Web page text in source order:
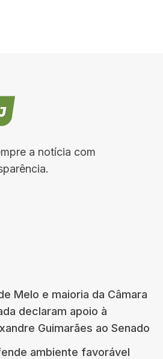
a notícia com
Melo e maioria da Câmara
declaram apoio à
Guimarães ao Senado
ambiente favorável